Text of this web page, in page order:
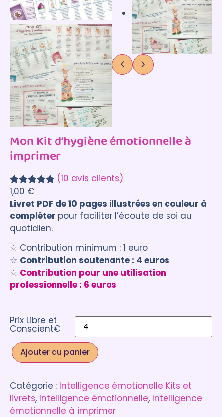
Mon Kit d’hygiène émotionnelle à
imprimer
Noté5.00
sur 5
basé sur
10
notations
client
(10 avis clients)
1,00 €
Livret PDF de 10 pages illustrées en couleur à
compléter pour faciliter l’écoute de soi au
quotidien.
☆ Contribution minimum : 1 euro
☆ Contribution soutenante : 4 euros
☆ Contribution pour une utilisation
professionnelle : 6 euros
Prix Libre et
Conscient€
Ajouter au panier
Catégorie : Intelligence émotionelle Kits et
livrets, Intelligence émotionnelle, Intelligence
émotionnelle à imprimer